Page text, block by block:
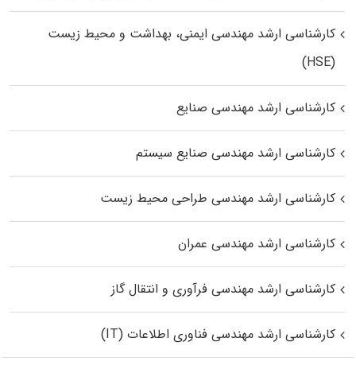
کارشناسی ارشد مهندسی ایمنی، بهداشت و محیط زیست
(HSE)
کارشناسی ارشد مهندسی صنایع
کارشناسی ارشد مهندسی صنایع سیستم
کارشناسی ارشد مهندسی طراحی محیط زیست
کارشناسی ارشد مهندسی عمران
کارشناسی ارشد مهندسی فرآوری و انتقال گاز
کارشناسی ارشد مهندسی فناوری اطلاعات (IT)